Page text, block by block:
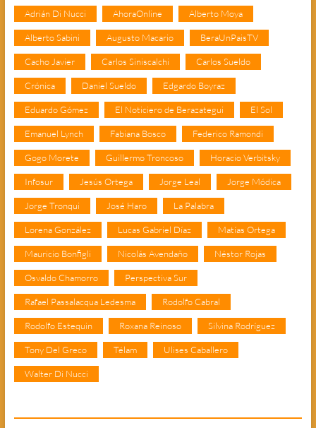
Adrián Di Nucci AhoraOnline Alberto Moya
Alberto Sabini Augusto Macario BeraUnPaisTV
Cacho Javier Carlos Siniscalchi Carlos Sueldo
Crónica Daniel Sueldo Edgardo Boyraz
Eduardo Gómez El Noticiero de Berazategui El Sol
Emanuel Lynch Fabiana Bosco Federico Ramondi
Gogo Morete Guillermo Troncoso Horacio Verbitsky
Infosur Jesús Ortega Jorge Leal Jorge Módica
Jorge Tronqui José Haro La Palabra
Lorena González Lucas Gabriel Díaz Matías Ortega
Mauricio Bonfigli Nicolás Avendaño Néstor Rojas
Osvaldo Chamorro Perspectiva Sur
Rafael Passalacqua Ledesma Rodolfo Cabral
Rodolfo Estequin Roxana Reinoso Silvina Rodríguez
Tony Del Greco Télam Ulises Caballero
Walter Di Nucci